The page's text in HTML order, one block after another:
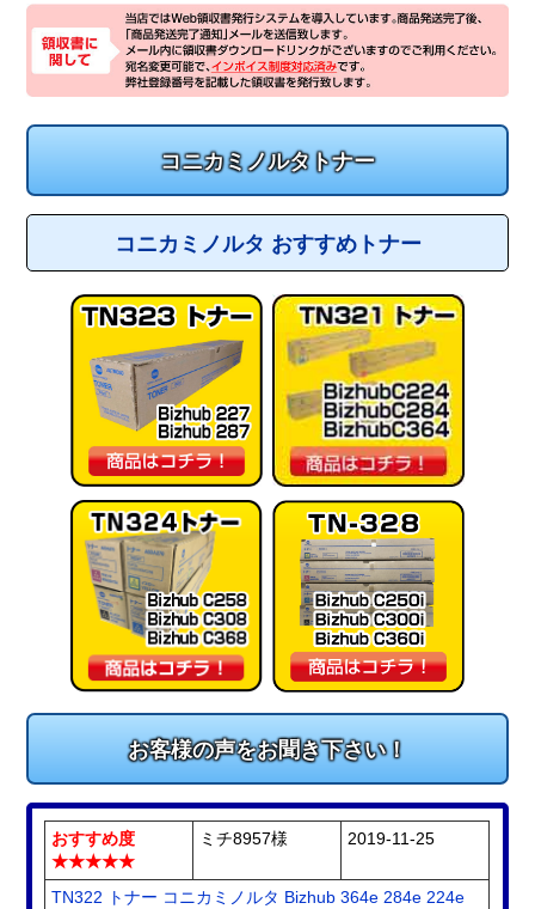
コニカミノルタトナー
コニカミノルタ おすすめトナー
お客様の声をお聞き下さい！
おすすめ度
★★★★★
ミチ8957様 2019-11-25
TN322 トナー コニカミノルタ Bizhub 364e 284e 224e